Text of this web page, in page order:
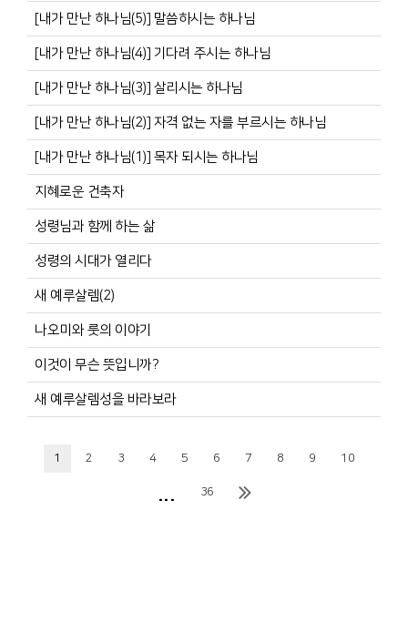
[내가 만난 하나님(5)] 말씀하시는 하나님
[내가 만난 하나님(4)] 기다려 주시는 하나님
[내가 만난 하나님(3)] 살리시는 하나님
[내가 만난 하나님(2)] 자격 없는 자를 부르시는 하나님
[내가 만난 하나님(1)] 목자 되시는 하나님
지혜로운 건축자
성령님과 함께 하는 삶
성령의 시대가 열리다
새 예루살렘(2)
나오미와 룻의 이야기
이것이 무슨 뜻입니까?
새 예루살렘성을 바라보라
1 2 3 4 5 6 7 8 9 10
... 36